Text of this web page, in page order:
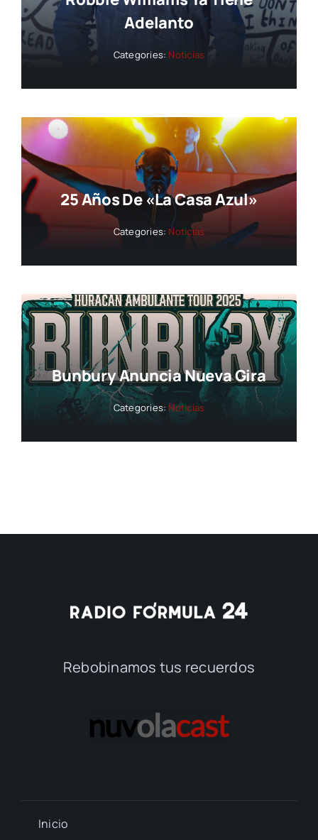
Adelanto
Categories: Noticias
25 Años De «La Casa Azul»
Categories: Noticias
Bunbury Anuncia Nueva Gira
Categories: Noticias
Rebobinamos tus recuerdos
Inicio